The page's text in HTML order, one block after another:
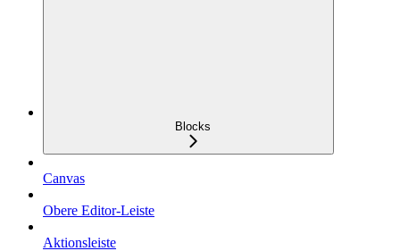
Blocks
Canvas
Obere Editor-Leiste
Aktionsleiste